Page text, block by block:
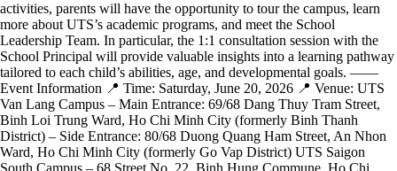
activities, parents will have the opportunity to tour the campus, learn
more about UTS’s academic programs, and meet the School
Leadership Team. In particular, the 1:1 consultation session with the
School Principal will provide valuable insights into a learning pathway
tailored to each child’s abilities, age, and developmental goals. ——
Event Information 📍 Time: Saturday, June 20, 2026 📍 Venue: UTS
Van Lang Campus – Main Entrance: 69/68 Dang Thuy Tram Street,
Binh Loi Trung Ward, Ho Chi Minh City (formerly Binh Thanh
District) – Side Entrance: 80/68 Duong Quang Ham Street, An Nhon
Ward, Ho Chi Minh City (formerly Go Vap District) UTS Saigon